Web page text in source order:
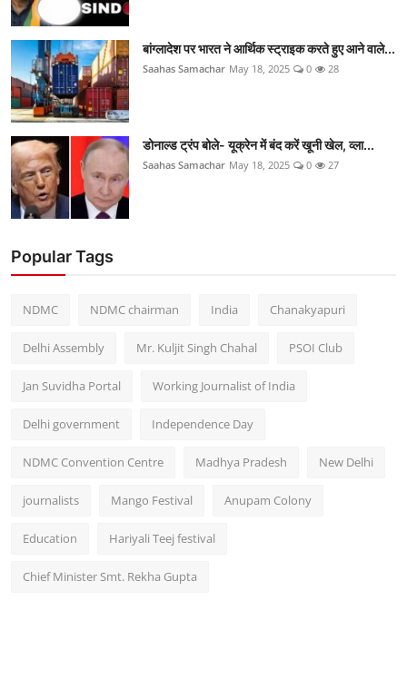
बांग्लादेश पर भारत ने आर्थिक स्ट्राइक करते हुए आने वाले...
Saahas Samachar May 18, 2025 0 28
डोनाल्ड ट्रंप बोले- यूक्रेन में बंद करें खूनी खेल, व्ला...
Saahas Samachar May 18, 2025 0 27
Popular Tags
NDMC NDMC chairman India Chanakyapuri
Delhi Assembly Mr. Kuljit Singh Chahal PSOI Club
Jan Suvidha Portal Working Journalist of India
Delhi government Independence Day
NDMC Convention Centre Madhya Pradesh New Delhi
journalists Mango Festival Anupam Colony
Education Hariyali Teej festival
Chief Minister Smt. Rekha Gupta